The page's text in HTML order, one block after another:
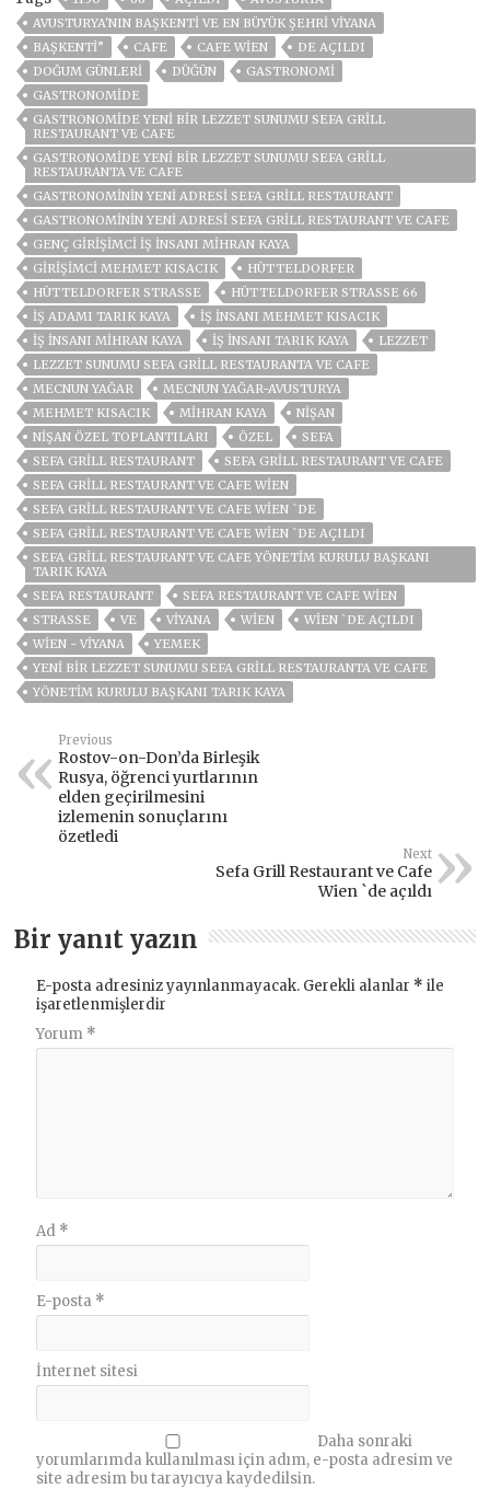
AVUSTURYA'NIN BAŞKENTI VE EN BÜYÜK ŞEHRI VIYANA
BAŞKENTİ”
CAFE CAFE WIEN
DE AÇILDI
DOĞUM GÜNLERI
DÜĞÜN
GASTRONOMİ
GASTRONOMIDE
GASTRONOMIDE YENI BIR LEZZET SUNUMU SEFA GRILL
RESTAURANT VE CAFE
GASTRONOMIDE YENI BIR LEZZET SUNUMU SEFA GRILL
RESTAURANTA VE CAFE
GASTRONOMININ YENI ADRESI SEFA GRILL RESTAURANT
GASTRONOMININ YENI ADRESI SEFA GRILL RESTAURANT VE CAFE
GENÇ GIRIŞIMCI İŞ İNSANI MIHRAN KAYA
GIRIŞIMCI MEHMET KISACIK
HÜTTELDORFER
HÜTTELDORFER STRASSE
HÜTTELDORFER STRASSE 66
IŞ ADAMI TARIK KAYA
IŞ INSANI MEHMET KISACIK
İŞ İNSANI MIHRAN KAYA
IŞ INSANI TARIK KAYA
LEZZET
LEZZET SUNUMU SEFA GRILL RESTAURANTA VE CAFE
MECNUN YAĞAR
MECNUN YAĞAR-AVUSTURYA
MEHMET KISACIK
MIHRAN KAYA
NIŞAN
NIŞAN ÖZEL TOPLANTILARI
ÖZEL
SEFA
SEFA GRILL RESTAURANT
SEFA GRILL RESTAURANT VE CAFE
SEFA GRILL RESTAURANT VE CAFE WIEN
SEFA GRILL RESTAURANT VE CAFE WIEN `DE
SEFA GRILL RESTAURANT VE CAFE WIEN `DE AÇILDI
SEFA GRILL RESTAURANT VE CAFE YÖNETIM KURULU BAŞKANI
TARIK KAYA
SEFA RESTAURANT
SEFA RESTAURANT VE CAFE WIEN
STRASSE
VE VİYANA WIEN
WIEN `DE AÇILDI
WIEN - VIYANA
YEMEK
YENI BIR LEZZET SUNUMU SEFA GRILL RESTAURANTA VE CAFE
YÖNETIM KURULU BAŞKANI TARIK KAYA
Previous
Rostov-on-Don’da Birleşik
Rusya, öğrenci yurtlarının
elden geçirilmesini
izlemenin sonuçlarını
özetledi
Next
Sefa Grill Restaurant ve Cafe
Wien `de açıldı
Bir yanıt yazın
E-posta adresiniz yayınlanmayacak. Gerekli alanlar * ile
işaretlenmişlerdir
Yorum *
Ad *
E-posta *
İnternet sitesi
Daha sonraki
yorumlarımda kullanılması için adım, e-posta adresim ve
site adresim bu tarayıcıya kaydedilsin.